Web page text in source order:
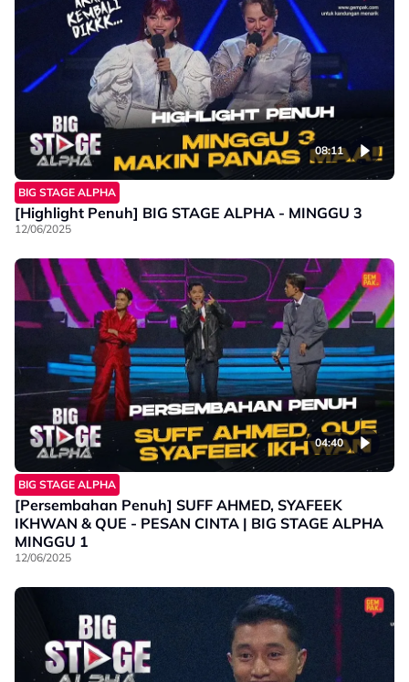
08:11
BIG STAGE ALPHA
[Highlight Penuh] BIG STAGE ALPHA - MINGGU 3
12/06/2025
04:40
BIG STAGE ALPHA
[Persembahan Penuh] SUFF AHMED, SYAFEEK
IKHWAN & QUE - PESAN CINTA | BIG STAGE ALPHA
MINGGU 1
12/06/2025